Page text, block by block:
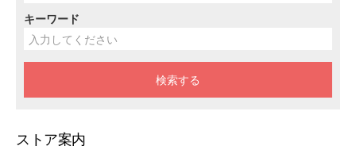
キーワード
ストア案内